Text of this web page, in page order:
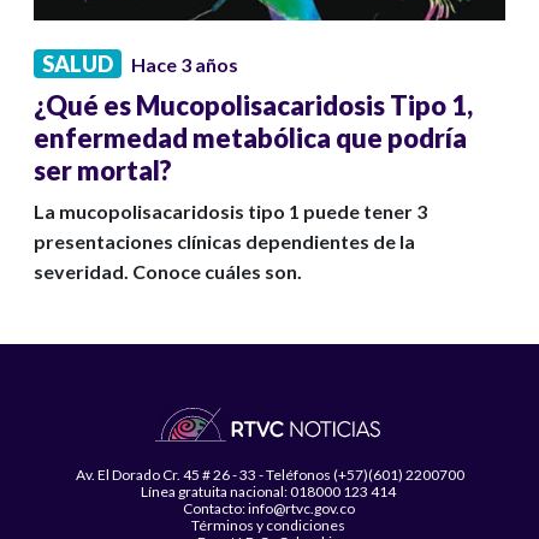
SALUD Hace 3 años
¿Qué es Mucopolisacaridosis Tipo 1,
enfermedad metabólica que podría
ser mortal?
La mucopolisacaridosis tipo 1 puede tener 3
presentaciones clínicas dependientes de la
severidad. Conoce cuáles son.
Av. El Dorado Cr. 45 # 26 - 33 - Teléfonos (+57)(601) 2200700
Línea gratuita nacional: 018000 123 414
Contacto: info@rtvc.gov.co
Términos y condiciones